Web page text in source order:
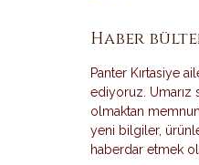
Haber
Panter Kırtasiye
ediyoruz. Umarız
olmaktan
yeni bilgiler,
haberdar etmek